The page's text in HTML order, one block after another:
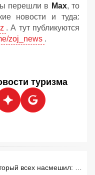
перешли в Мах, то
новости и туда:
. А тут публикуются
zoj_news .
туризма
Рейтинг, который всех насмешил: прифронтовой Дубай назван лучшим туристическим городом 2026 года